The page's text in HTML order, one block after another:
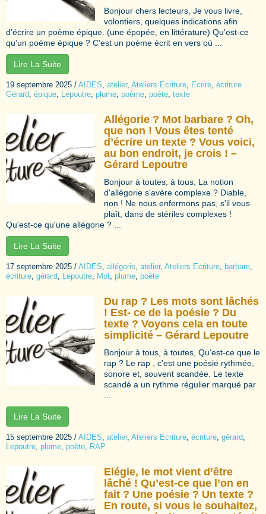
Bonjour chers lecteurs, Je vous livre,
volontiers, quelques indications afin
d'écrire un poème épique. (une épopée, en littérature) Qu'est-ce
qu'un poème épique ? C'est un poème écrit en vers où ...
Lire La Suite
19 septembre 2025 / AIDES atelier, Ateliers Ecriture Ecrire écriture
Gérard épique Lepoutre plume poème poète texte
Allégorie ? Mot barbare ? Oh,
que non ! Vous êtes tenté
d’écrire un texte ? Vous voici,
au bon endroit, je crois ! –
Gérard Lepoutre
Bonjour à toutes, à tous, La notion
d'allégorie s'avère complexe ? Diable,
non ! Ne nous enfermons pas, s'il vous
plaît, dans de stériles complexes !
Qu'est-ce qu'une allégorie ? ...
Lire La Suite
17 septembre 2025 / AIDES allégorie atelier, Ateliers Ecriture barbare
écriture gérard Lepoutre Mot plume poète
Du rap ? Les mots sont lâchés
! Est- ce de la poésie ? Du
texte ? Voyons cela en toute
simplicité – Gérard Lepoutre
Bonjour à tous, à toutes, Qu'est-ce que le
rap ? Le rap , c'est une poésie rythmée,
sonore et, souvent scandée. Le texte
scandé a un rythme régulier marqué par
Lire La Suite
15 septembre 2025 / AIDES atelier, Ateliers Ecriture écriture gérard
Lepoutre plume poète RAP
Elégie, le mot vient d’être
lâché ! Qu’est-ce que l’on en
fait ? Une poésie ? Un texte ?
En route, si vous le souhaitez,